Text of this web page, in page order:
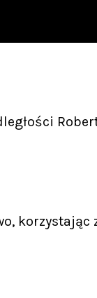
korzystając